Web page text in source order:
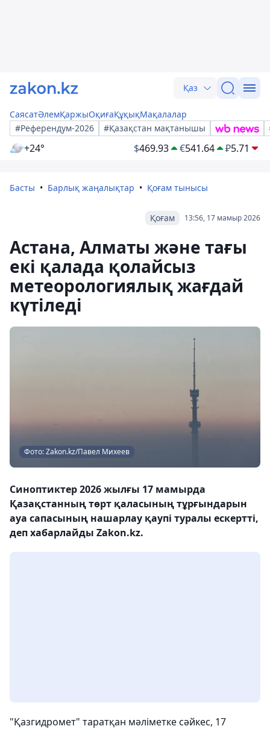
Қаз
СаясатӘлемҚаржыОқиғаҚұқықМақалалар
#Референдум-2026
#Қазақстан мақтанышы
+24° $469.93 €541.64 ₽5.71
Басты Барлық жаңалықтар Қоғам тынысы
13:56, 17 мамыр 2026
Қоғам
Астана, Алматы және тағы
екі қалада қолайсыз
метеорологиялық жағдай
күтіледі
Фото: Zakon.kz/Павел Михеев
Синоптиктер 2026 жылғы 17 мамырда
Қазақстанның төрт қаласының тұрғындарын
ауа сапасының нашарлау қаупі туралы ескертті,
деп хабарлайды Zakon.kz.
"Қазгидромет" таратқан мәліметке сәйкес, 17